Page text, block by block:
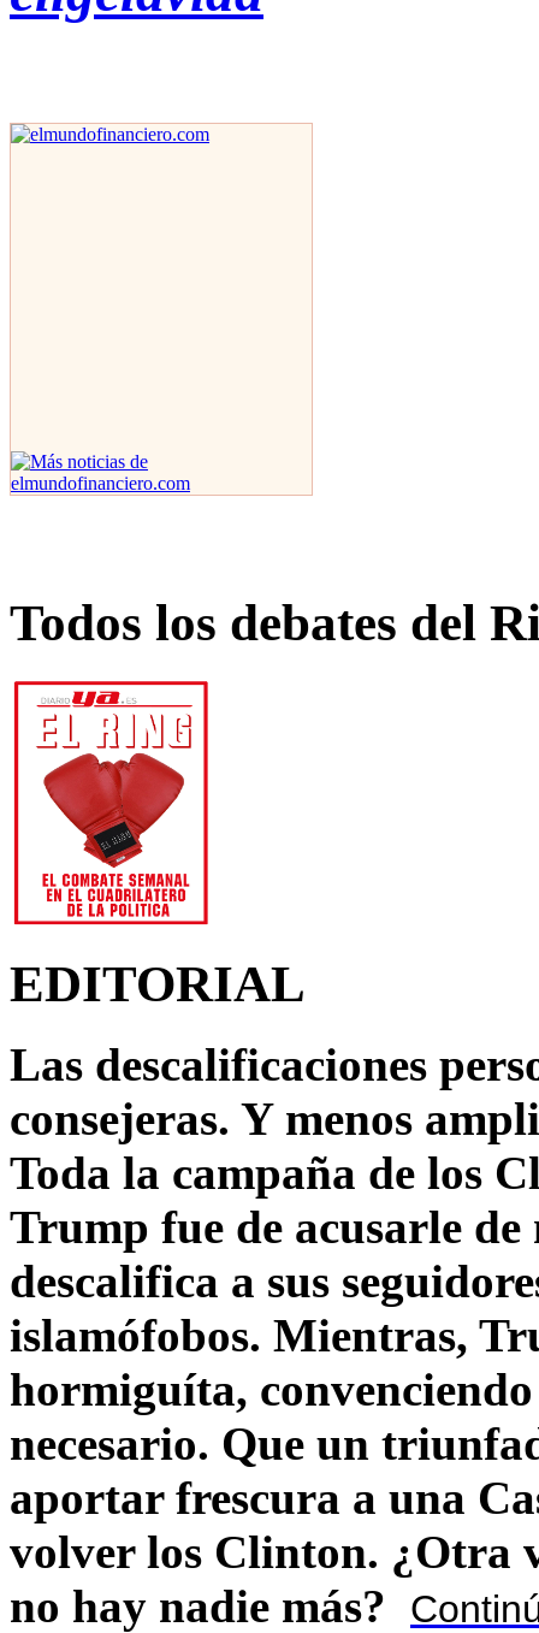
Todos los debates del
EDITORIAL
Las descalificaciones
consejeras. Y menos
Toda la campaña de los
Trump fue de acusarle
descalifica a sus
islamófobos. Mientras,
hormiguíta,
necesario. Que un
aportar frescura a una
volver los Clinton. ¿Otra
no hay nadie más?